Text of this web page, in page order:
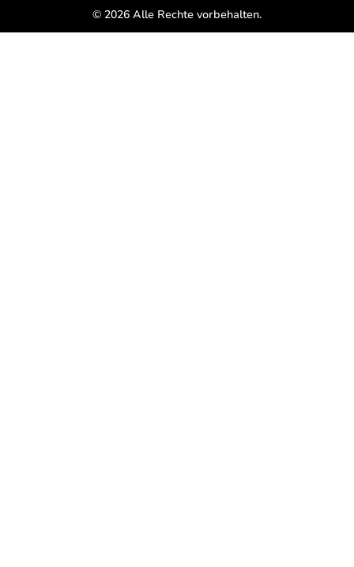
© 2026 Alle Rechte vorbehalten.